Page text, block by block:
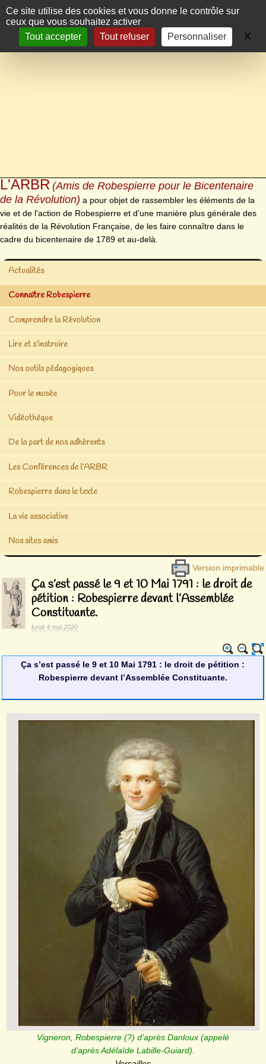
Panneau de gestion des cookies
Ce site utilise des cookies et vous donne le contrôle sur
ceux que vous souhaitez activer
Tout accepter
Tout refuser Personnaliser X
L'ARBR (Amis de Robespierre pour le Bicentenaire
de la Révolution) a pour objet de rassembler les éléments de la
vie et de l'action de Robespierre et d'une manière plus générale des
réalités de la Révolution Française, de les faire connaître dans le
cadre du bicentenaire de 1789 et au-delà.
Actualités
Connaître Robespierre
Comprendre la Révolution
Lire et s’instruire
Nos outils pédagogiques
Pour le musée
Vidéothèque
De la part de nos adhérents
Les Conférences de l’ARBR
Robespierre dans le texte
La vie associative
Nos sites amis
Version imprimable
Ça s’est passé le 9 et 10 Mai 1791 : le droit de
pétition : Robespierre devant l’Assemblée
Constituante.
lundi 4 mai 2020
Ça s’est passé le 9 et 10 Mai 1791 : le droit de pétition :
Robespierre devant l’Assemblée Constituante.
Vigneron, Robespierre (?) d’après Danloux (appelé
d’après Adélaïde Labille-Guiard).